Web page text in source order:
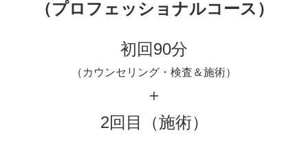
（プロフェッショナルコース）
初回90分
（カウンセリング・検査＆施術）
＋
2回目（施術）